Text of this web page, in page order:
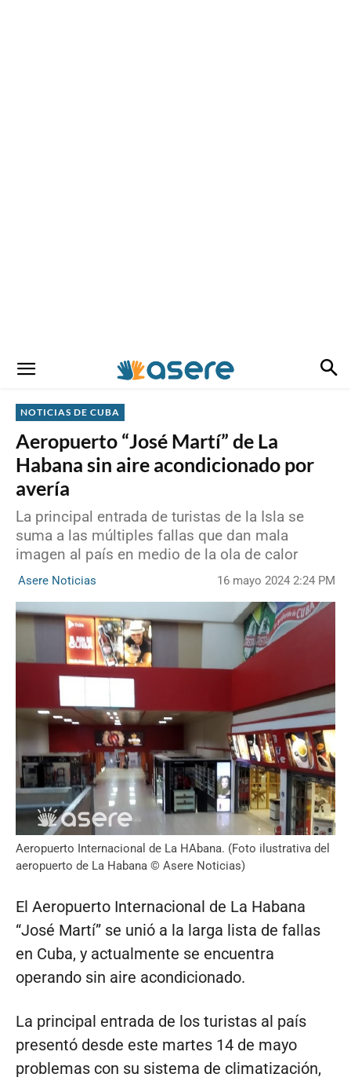
NOTICIAS DE CUBA
Aeropuerto “José Martí” de La
Habana sin aire acondicionado por
avería
La principal entrada de turistas de la Isla se
suma a las múltiples fallas que dan mala
imagen al país en medio de la ola de calor
Asere Noticias 16 mayo 2024 2:24 PM
Aeropuerto Internacional de La HAbana. (Foto ilustrativa del
aeropuerto de La Habana © Asere Noticias)
El Aeropuerto Internacional de La Habana
“José Martí” se unió a la larga lista de fallas
en Cuba, y actualmente se encuentra
operando sin aire acondicionado.
La principal entrada de los turistas al país
presentó desde este martes 14 de mayo
problemas con su sistema de climatización,